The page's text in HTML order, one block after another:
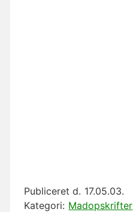
Publiceret d. 17.05.03.
Kategori: Madopskrifter